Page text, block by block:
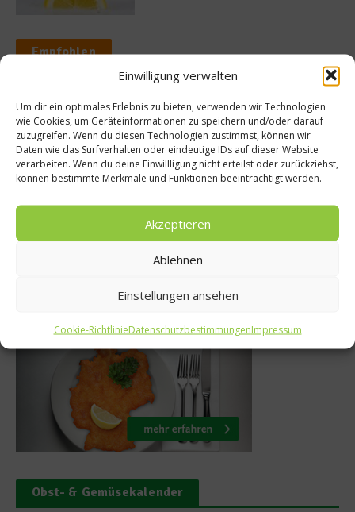
Einwilligung verwalten
Um dir ein optimales Erlebnis zu bieten, verwenden wir Technologien
wie Cookies, um Geräteinformationen zu speichern und/oder darauf
zuzugreifen. Wenn du diesen Technologien zustimmst, können wir
Daten wie das Surfverhalten oder eindeutige IDs auf dieser Website
verarbeiten. Wenn du deine Einwillligung nicht erteilst oder zurückziehst,
können bestimmte Merkmale und Funktionen beeinträchtigt werden.
Akzeptieren
Ablehnen
Einstellungen ansehen
Cookie-RichtlinieDatenschutzbestimmungenImpressum
Empfohlen
Rezepte
Matjesfilet im
Schmand mit
Apfel und
Was isst Deutschland
Obst- & Gemüsekalender